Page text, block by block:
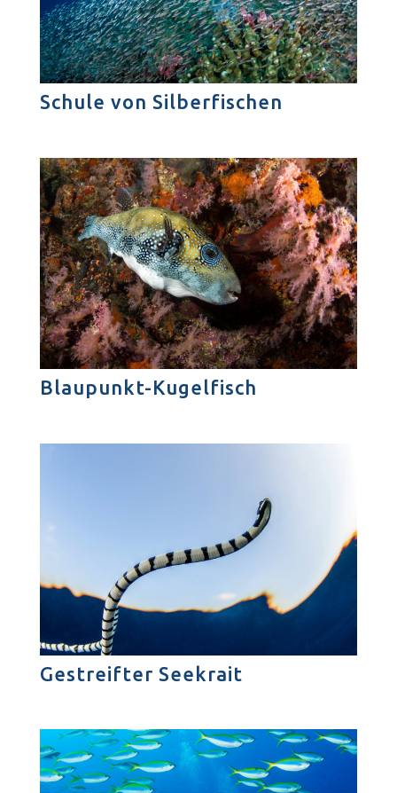
Schule von Silberfischen
Blaupunkt-Kugelfisch
Gestreifter Seekrait